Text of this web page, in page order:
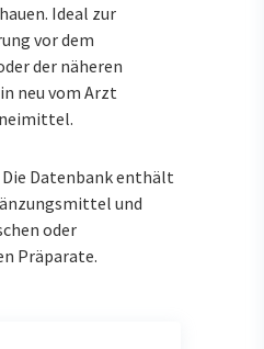
Ideal zur
vor dem
der näheren
neu vom Arzt
Datenbank enthält
und
oder
Präparate.